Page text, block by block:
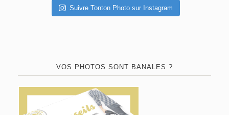
Suivre Tonton Photo sur Instagram
VOS PHOTOS SONT BANALES ?